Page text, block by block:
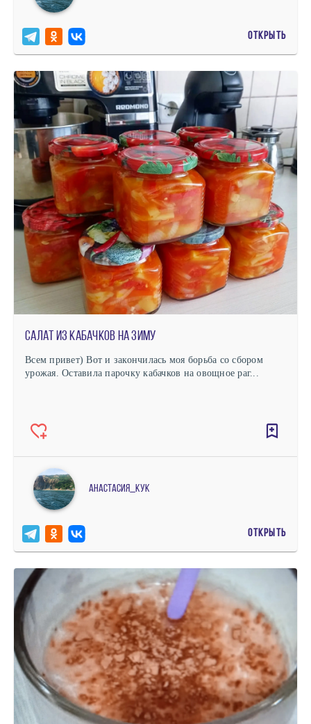
ОТКРЫТЬ
Салат из кабачков на зиму
Всем привет) Вот и закончилась моя борьба со сбором
урожая. Оставила парочку кабачков на овощное раг...
Анастасия_кук
ОТКРЫТЬ